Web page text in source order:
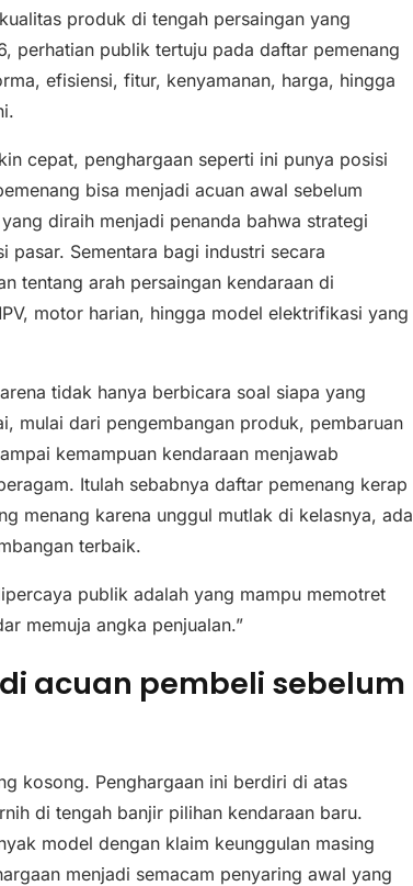
produk di tengah persaingan yang
perhatian publik tertuju pada daftar pemenang
efisiensi, fitur, kenyamanan, harga, hingga
cepat, penghargaan seperti ini punya posisi
bisa menjadi acuan awal sebelum
diraih menjadi penanda bahwa strategi
pasar. Sementara bagi industri secara
tentang arah persaingan kendaraan di
motor harian, hingga model elektrifikasi yang
tidak hanya berbicara soal siapa yang
mulai dari pengembangan produk, pembaruan
kemampuan kendaraan menjawab
Itulah sebabnya daftar pemenang kerap
menang karena unggul mutlak di kelasnya, ada
terbaik.
publik adalah yang mampu memotret
memuja angka penjualan.”
acuan pembeli sebelum
kosong. Penghargaan ini berdiri di atas
di tengah banjir pilihan kendaraan baru.
model dengan klaim keunggulan masing
menjadi semacam penyaring awal yang